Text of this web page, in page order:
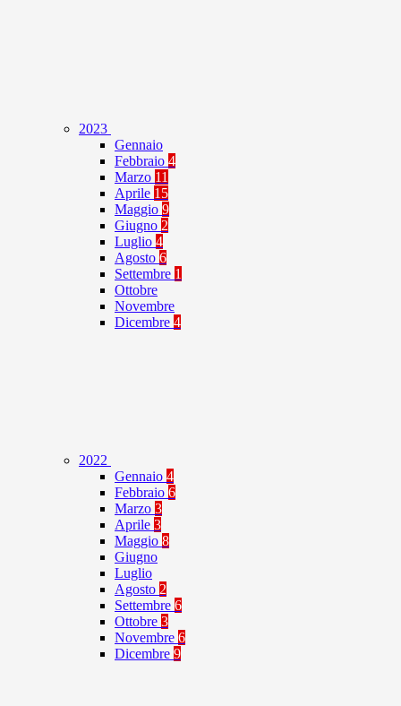
2023
Gennaio
Febbraio 4
Marzo 11
Aprile 15
Maggio 9
Giugno 2
Luglio 4
Agosto 6
Settembre 1
Ottobre
Novembre
Dicembre 4
2022
Gennaio 4
Febbraio 6
Marzo 3
Aprile 3
Maggio 8
Giugno
Luglio
Agosto 2
Settembre 6
Ottobre 3
Novembre 6
Dicembre 9